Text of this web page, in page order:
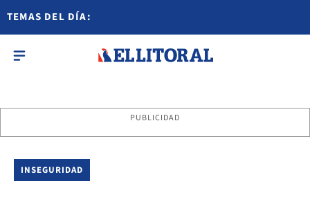
TEMAS DEL DÍA:
PUBLICIDAD
INSEGURIDAD